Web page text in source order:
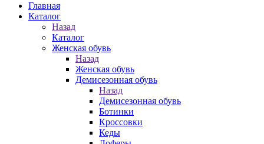
Главная
Каталог
Назад
Каталог
Женская обувь
Назад
Женская обувь
Демисезонная обувь
Назад
Демисезонная обувь
Ботинки
Кроссовки
Кеды